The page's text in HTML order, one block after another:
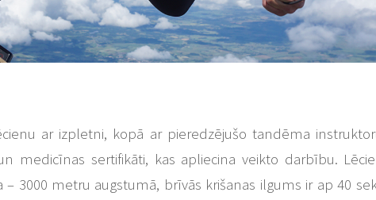
ar izpletni, kopā ar pieredzējušo tandēma
medicīnas sertifikāti, kas apliecina veikto darbību.
3000 metru augstumā, brīvās krišanas ilgums ir ap 40